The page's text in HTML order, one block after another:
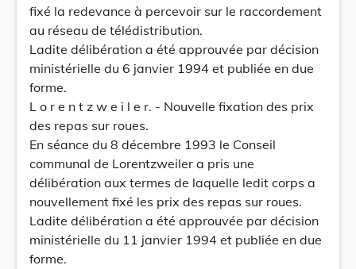
fixé la redevance à percevoir sur le raccordement
au réseau de télédistribution.
Ladite délibération a été approuvée par décision
ministérielle du 6 janvier 1994 et publiée en due
forme.
L o r e n t z w e i l e r. - Nouvelle fixation des prix
des repas sur roues.
En séance du 8 décembre 1993 le Conseil
communal de Lorentzweiler a pris une
délibération aux termes de laquelle ledit corps a
nouvellement fixé les prix des repas sur roues.
Ladite délibération a été approuvée par décision
ministérielle du 11 janvier 1994 et publiée en due
forme.